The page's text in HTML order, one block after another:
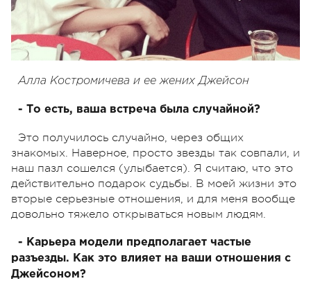
Алла Костромичева и ее жених Джейсон
- То есть, ваша встреча была случайной?
Это получилось случайно, через общих
знакомых. Наверное, просто звезды так совпали, и
наш пазл сошелся (улыбается). Я считаю, что это
действительно подарок судьбы. В моей жизни это
вторые серьезные отношения, и для меня вообще
довольно тяжело открываться новым людям.
- Карьера модели предполагает частые
разъезды. Как это влияет на ваши отношения с
Джейсоном?